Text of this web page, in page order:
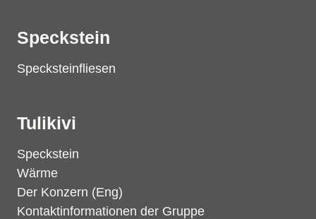
Speckstein
Specksteinfliesen
Tulikivi
Speckstein
Wärme
Der Konzern (Eng)
Kontaktinformationen der Gruppe